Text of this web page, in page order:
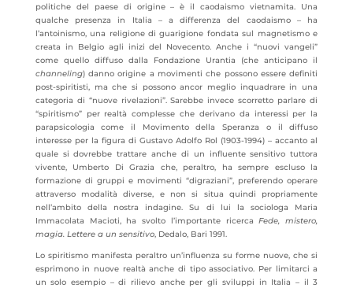
politiche del paese di origine – è il caodaismo vietnamita. Una
qualche presenza in Italia – a differenza del caodaismo – ha
l’antoinismo, una religione di guarigione fondata sul magnetismo e
creata in Belgio agli inizi del Novecento. Anche i “nuovi vangeli”
come quello diffuso dalla Fondazione Urantia (che anticipano il
channeling) danno origine a movimenti che possono essere definiti
post-spiritisti, ma che si possono ancor meglio inquadrare in una
categoria di “nuove rivelazioni”. Sarebbe invece scorretto parlare di
“spiritismo” per realtà complesse che derivano da interessi per la
parapsicologia come il Movimento della Speranza o il diffuso
interesse per la figura di Gustavo Adolfo Rol (1903-1994) – accanto al
quale si dovrebbe trattare anche di un influente sensitivo tuttora
vivente, Umberto Di Grazia che, peraltro, ha sempre escluso la
formazione di gruppi e movimenti “digraziani”, preferendo operare
attraverso modalità diverse, e non si situa quindi propriamente
nell’ambito della nostra indagine. Su di lui la sociologa Maria
Immacolata Macioti, ha svolto l’importante ricercaFede, mistero,
magia. Lettere a un sensitivo, Dedalo, Bari 1991.
Lo spiritismo manifesta peraltro un’influenza su forme nuove, che si
esprimono in nuove realtà anche di tipo associativo. Per limitarci a
un solo esempio – di rilievo anche per gli sviluppi in Italia – il 3